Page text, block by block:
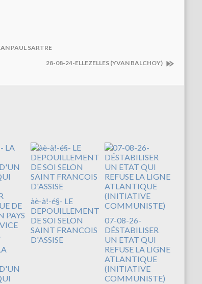
PAUL SARTRE
28-08-24-ELLEZELLES (YVAN BALCHOY)
àè-à!-é§- LE
DEPOUILLEMENT
DE SOI SELON
SAINT FRANCOIS
D'ASSISE
07-08-26-
DÉSTABILISER
UN ETAT QUI
REFUSE LA LIGNE
ATLANTIQUE
(INITIATIVE
COMMUNISTE)